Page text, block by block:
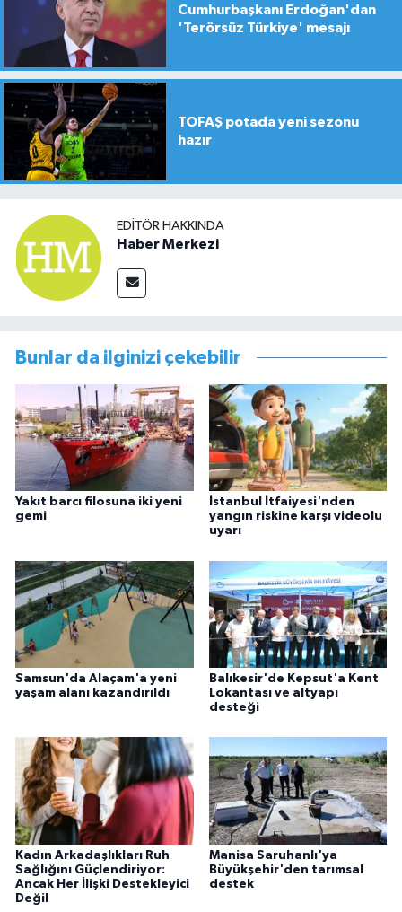
Cumhurbaşkanı Erdoğan'dan
'Terörsüz Türkiye' mesajı
TOFAŞ potada yeni sezonu
hazır
EDITÖR HAKKINDA
Haber Merkezi
Bunlar da ilginizi çekebilir
Yakıt barcı filosuna iki yeni
gemi
İstanbul İtfaiyesi'nden
yangın riskine karşı videolu
uyarı
Samsun'da Alaçam'a yeni
yaşam alanı kazandırıldı
Balıkesir'de Kepsut'a Kent
Lokantası ve altyapı
desteği
Kadın Arkadaşlıkları Ruh
Sağlığını Güçlendiriyor:
Ancak Her İlişki Destekleyici
Değil
Manisa Saruhanlı'ya
Büyükşehir'den tarımsal
destek